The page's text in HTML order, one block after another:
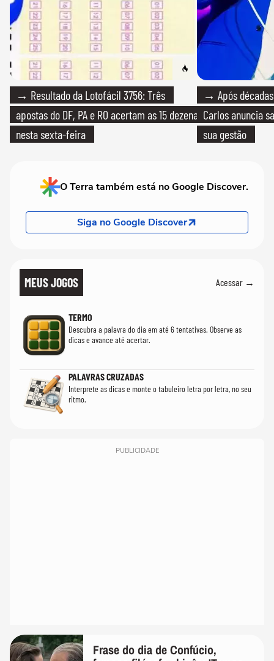
→ Resultado da Lotofácil 3756: Três
apostas do DF, PA e RO acertam as 15 dezenas
nesta sexta-feira
→ Após
Carlos anuncia
sua gestão
O Terra também está no Google Discover.
Siga no Google Discover
MEUS JOGOS Acessar →
TERMO
Descubra a palavra do dia em até 6 tentativas. Observe as
dicas e avance até acertar.
PALAVRAS CRUZADAS
Interprete as dicas e monte o tabuleiro letra por letra, no seu
ritmo.
PUBLICIDADE
Frase do dia de Confúcio,